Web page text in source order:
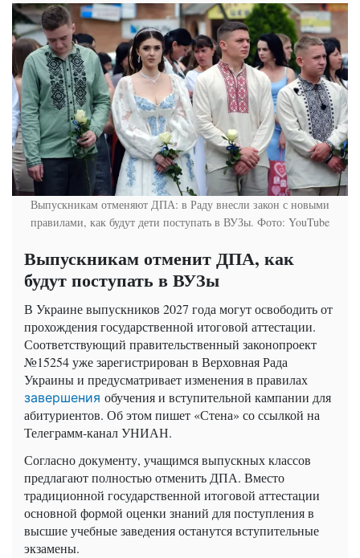
Выпускникам отменяют ДПА: в Раду внесли закон с новыми
правилами, как будут дети поступать в ВУЗы. Фото: YouTube
Выпускникам отменит ДПА, как
будут поступать в ВУЗы
В Украине выпускников 2027 года могут освободить от
прохождения государственной итоговой аттестации.
Соответствующий правительственный законопроект
№15254 уже зарегистрирован в Верховная Рада
Украины и предусматривает изменения в правилах
завершения обучения и вступительной кампании для
абитуриентов. Об этом пишет «Стена» со ссылкой на
Телеграмм-канал УНИАН.
Согласно документу, учащимся выпускных классов
предлагают полностью отменить ДПА. Вместо
традиционной государственной итоговой аттестации
основной формой оценки знаний для поступления в
высшие учебные заведения останутся вступительные
экзамены.